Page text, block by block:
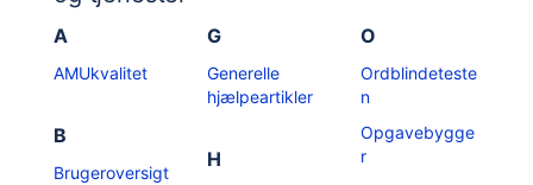
A
AMUkvalitet
B
Brugeroversigt
G
Generelle
hjælpeartikler
H
O
Ordblindeteste
n
Opgavebygge
r